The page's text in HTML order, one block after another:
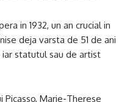
in 1932, un an crucial in
deja varsta de 51 de ani
iar statutul sau de artist
Picasso, Marie-Therese